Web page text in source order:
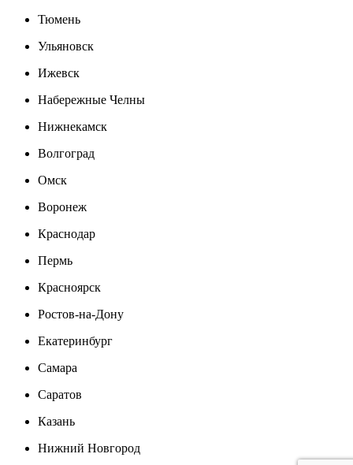
Тюмень
Ульяновск
Ижевск
Набережные Челны
Нижнекамск
Волгоград
Омск
Воронеж
Краснодар
Пермь
Красноярск
Ростов-на-Дону
Екатеринбург
Самара
Саратов
Казань
Нижний Новгород